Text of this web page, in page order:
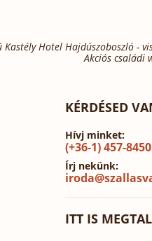
Kastély Hotel Hajdúszoboszló -
Akciós családi
KÉRDÉSED
Hívj minket:
(+36-1) 457-8450
Írj nekünk:
ITT IS